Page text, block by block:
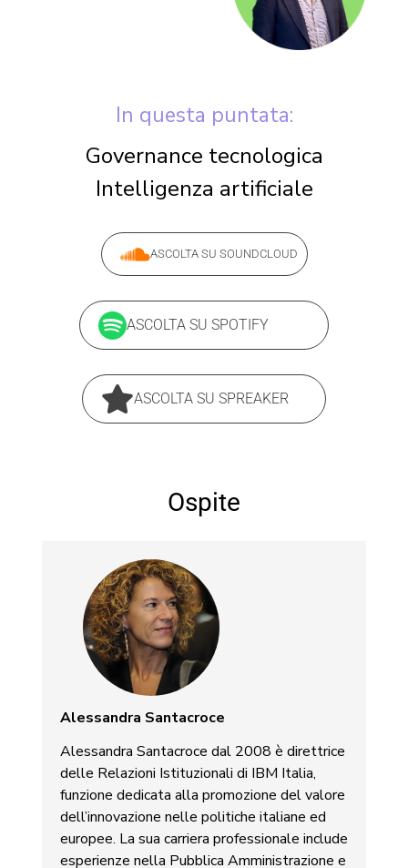
In questa puntata:
Governance tecnologica
Intelligenza artificiale
ASCOLTA SU SOUNDCLOUD
ASCOLTA SU SPOTIFY
ASCOLTA SU SPREAKER
Ospite
Alessandra Santacroce
Alessandra Santacroce dal 2008 è direttrice
delle Relazioni Istituzionali di IBM Italia,
funzione dedicata alla promozione del valore
dell’innovazione nelle politiche italiane ed
europee. La sua carriera professionale include
esperienze nella Pubblica Amministrazione e